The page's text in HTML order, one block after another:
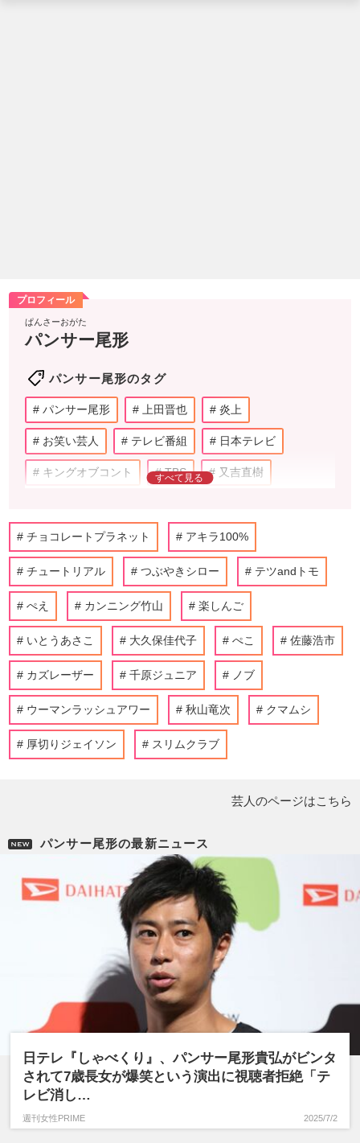
プロフィール
ぱんさーおがた
パンサー尾形
パンサー尾形のタグ
パンサー尾形 上田晋也 炎上
お笑い芸人 テレビ番組 日本テレビ
キングオブコント TBS 又吉直樹
タレント バラエティー コロナウイルス
鈴木奈々 みちょぱ ゆきぽよ
セキララアナリティクス 夫婦
チョコレートプラネット アキラ100%
チュートリアル つぶやきシロー テツandトモ
ぺえ カンニング竹山 楽しんご
いとうあさこ 大久保佳代子 ぺこ 佐藤浩市
カズレーザー 千原ジュニア ノブ
ウーマンラッシュアワー 秋山竜次 クマムシ
厚切りジェイソン スリムクラブ
芸人のページはこちら
パンサー尾形の最新ニュース
日テレ『しゃべくり』、パンサー尾形貴弘がビンタ
されて7歳長女が爆笑という演出に視聴者拒絶「テ
レビ消し…
週刊女性PRIME 2025/7/2